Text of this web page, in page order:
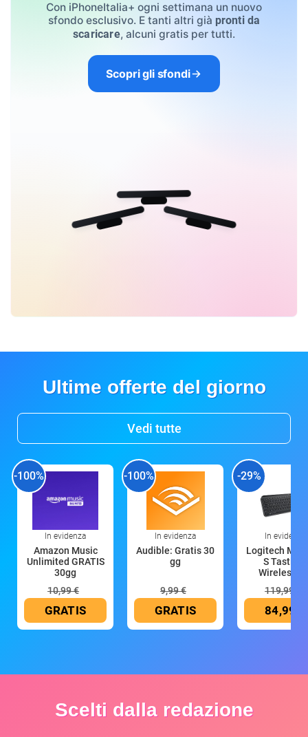
Con iPhoneItalia+ ogni settimana un nuovo
sfondo esclusivo. E tanti altri già pronti da
scaricare, alcuni gratis per tutti.
Scopri gli sfondi
Ultime offerte del giorno
Vedi tutte
-100%
In evidenza
Amazon Music
Unlimited GRATIS
30gg
10,99 €
GRATIS
-100%
In evidenza
Audible: Gratis 30
gg
9,99 €
GRATIS
-29%
In evidenza
Logitech MX
S Tastiera
Wireless
119,99 €
84,99 €
Scelti dalla redazione